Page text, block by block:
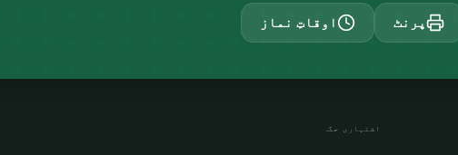
پرنٹ اوقاتِ نماز
اشتہاری جگہ